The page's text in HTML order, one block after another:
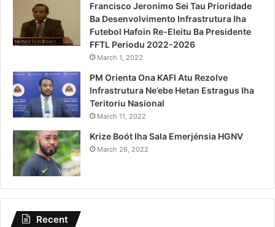
Francisco Jeronimo Sei Tau Prioridade
Ba Desenvolvimento Infrastrutura Iha
Futebol Hafoin Re-Eleitu Ba Presidente
FFTL Periodu 2022-2026
March 1, 2022
PM Orienta Ona KAFI Atu Rezolve
Infrastrutura Ne’ebe Hetan Estragus Iha
Teritoriu Nasional
March 11, 2022
Krize Boót Iha Sala Emerjénsia HGNV
March 26, 2022
Recent